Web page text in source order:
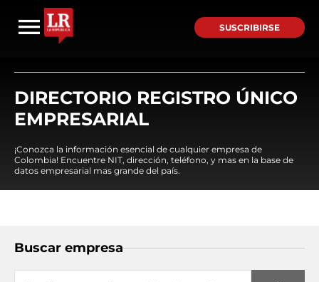
SUSCRIBIRSE
DIRECTORIO REGISTRO ÚNICO
EMPRESARIAL
¡Conozca la información esencial de cualquier empresa de
Colombia! Encuentre NIT, dirección, teléfono, y mas en la base de
datos empresarial mas grande del país.
Buscar empresa